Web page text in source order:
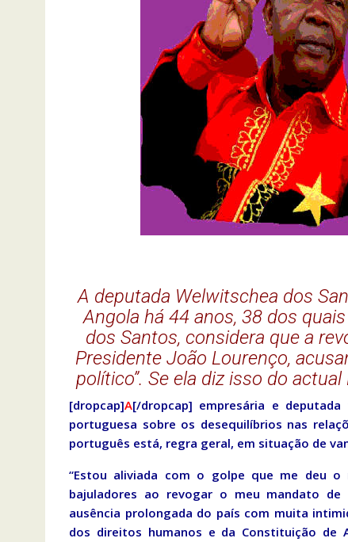
A deputada Welwitschea dos
Angola há 44 anos, 38 dos
dos Santos, considera que a
Presidente João Lourenço,
político”. Se ela diz isso do
[dropcap]A[/dropcap] empresária e
portuguesa sobre os desequilíbrios nas
português está, regra geral, em situação de
“Estou aliviada com o golpe que me deu
bajuladores ao revogar o meu mandato
ausência prolongada do país com muita
dos direitos humanos e da Constituição de